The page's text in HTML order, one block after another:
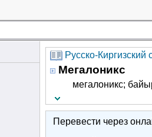
Русско-
Мегалоникс
мегалоникс;
Перевести через